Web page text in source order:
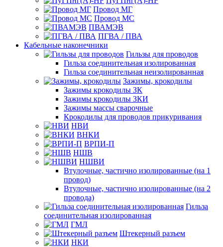
Провод МГ
Провод МС
ПВАМЭВ
ПГВА / ПВА
Кабельные наконечники
Гильзы для проводов
Гильза соединительная изолированная
Гильза соединительная неизолированная
Зажимы, крокодилы
Зажимы крокодилы ЗК
Зажимы крокодилы ЗКИ
Зажимы массы сварочные
Крокодилы для проводов прикуривания
НВИ
ВНКИ
ВРПИ-П
НШВ
НШВИ
Втулочные, частично изолированные (на 1
провод)
Втулочные, частично изолированные (на 2
провода)
Гильза
соединительная изолированная
ГМЛ
Штекерный разъем
НКИ